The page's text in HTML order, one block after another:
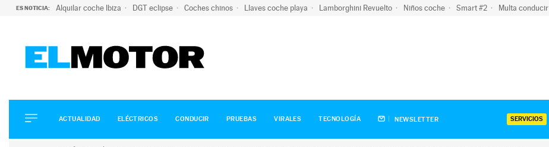
ES NOTICIA: Alquilar coche Ibiza DGT eclipse Coches chinos Llaves coche playa Lamborghini Revuelto Niños coche Smart #2 Multa conducir
ELÉCTRICOS
CONDUCIR
ACTUALIDAD ELÉCTRICOS CONDUCIR PRUEBAS VIRALES TECNOLOGÍA NEWSLETTER SERVICIOS